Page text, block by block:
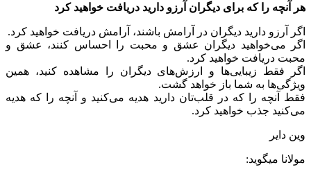
هر آنچه را که برای دیگران آرزو دارید دریافت خواهید کرد
اگر آرزو دارید دیگران در آرامش باشند، آرامش دریافت خواهید کرد.
اگر می‌خواهید دیگران عشق و محبت را احساس کنند، عشق و
محبت دریافت خواهید کرد.
اگر فقط زیبایی‌ها و ارزش‌های دیگران را مشاهده کنید، همین
ویژگی‌ها به شما باز خواهد گشت.
فقط آنچه را که در قلب‌تان دارید هدیه می‌کنید و آنچه را که هدیه
می‌کنید جذب خواهید کرد.
وین دایر
مولانا میگوید: